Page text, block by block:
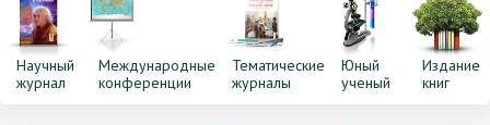
Научный
журнал
Международные
конференции
Тематические
журналы
Юный
ученый
Издание
книг